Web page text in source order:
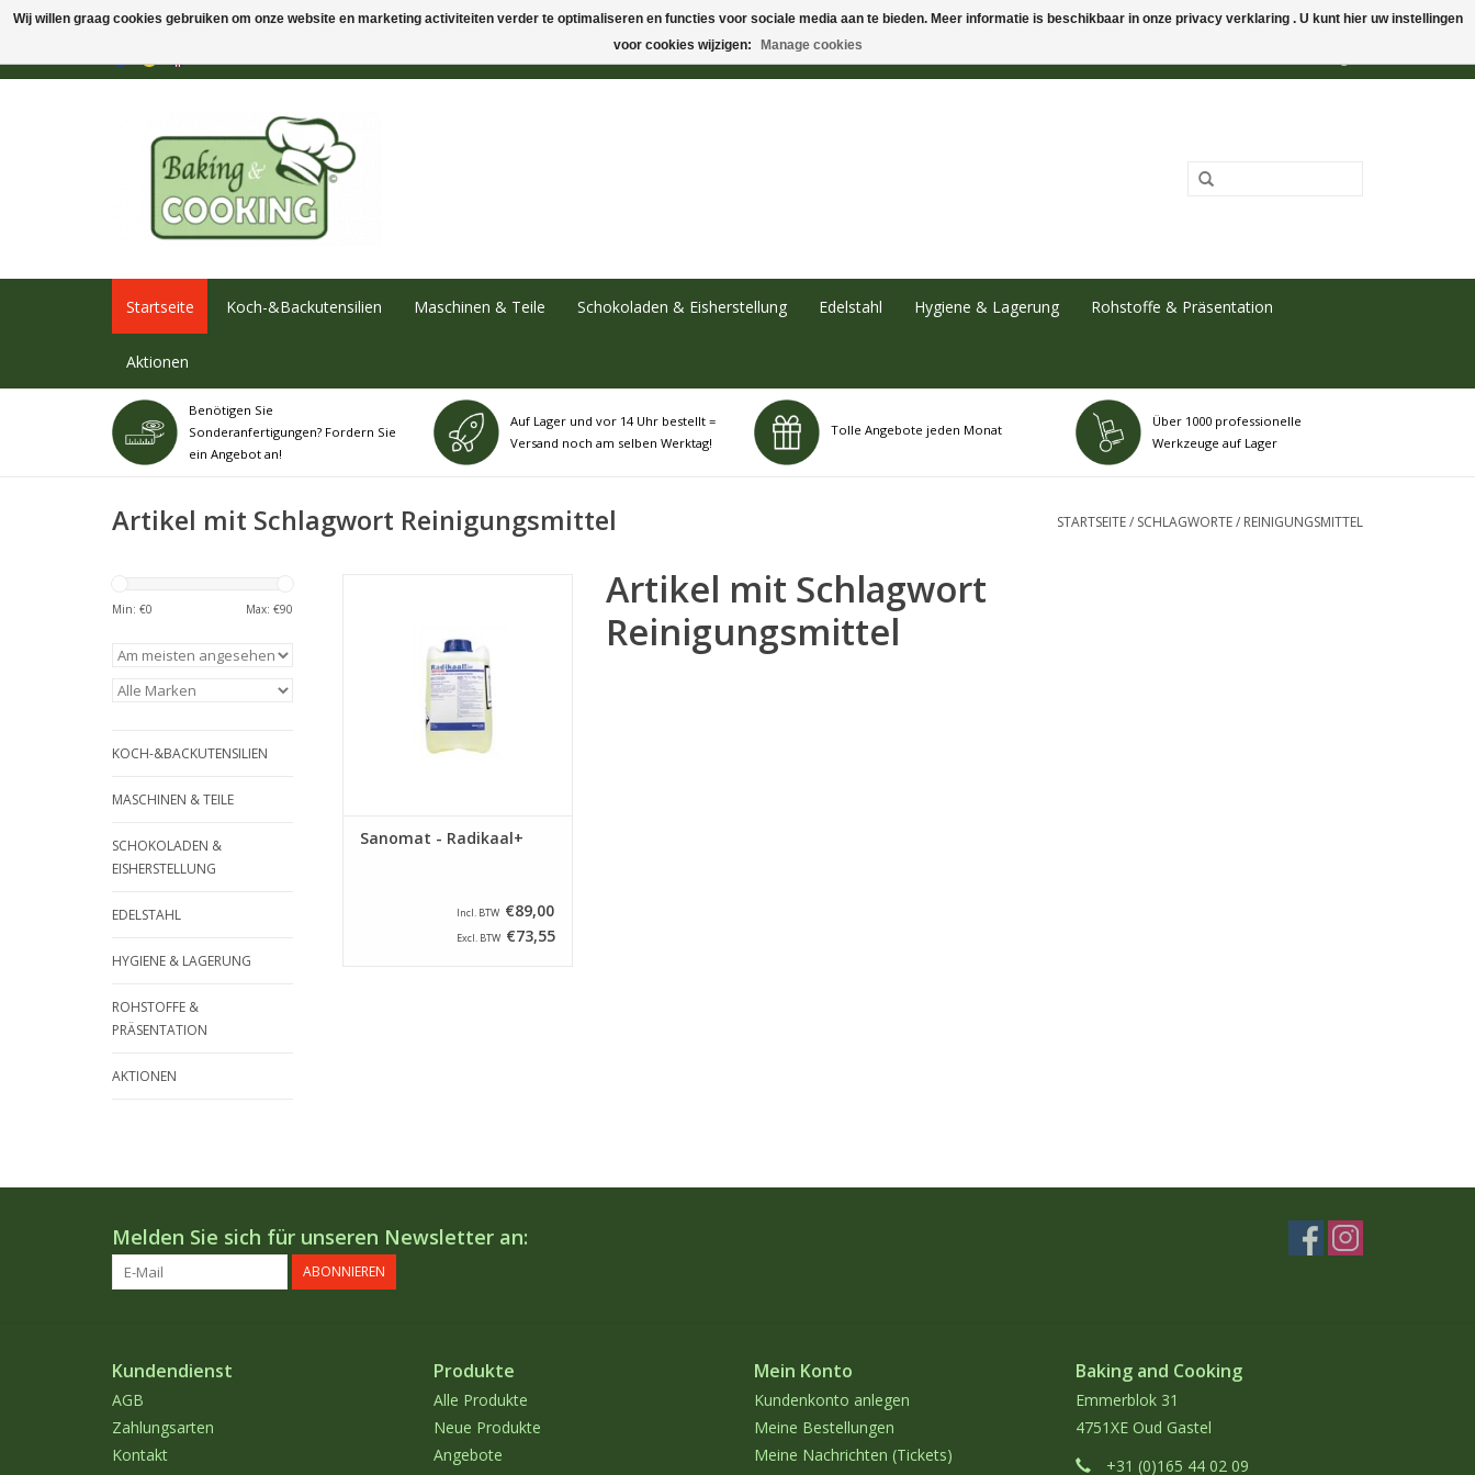
Startseite Koch-&Backutensilien Maschinen & Teile Schokoladen & Eisherstellung Edelstahl Hygiene & Lagerung Rohstoffe & Präsentation
Aktionen
Benötigen Sie
Sonderanfertigungen? Fordern Sie
ein Angebot an!
Auf Lager und vor 14 Uhr bestellt =
Versand noch am selben Werktag!
Tolle Angebote jeden Monat
Über 1000 professionelle
Werkzeuge auf Lager
Artikel mit Schlagwort Reinigungsmittel STARTSEITE/ SCHLAGWORTE/ REINIGUNGSMITTEL
Min: €0 Max: €90
KOCH-&BACKUTENSILIEN
MASCHINEN & TEILE
SCHOKOLADEN &
EISHERSTELLUNG
EDELSTAHL
HYGIENE & LAGERUNG
ROHSTOFFE &
PRÄSENTATION
AKTIONEN
ZUM WARENKORB HINZUFÜGEN
Sanomat - Radikaal+
Incl. BTW €89,00
Excl. BTW €73,55
Artikel mit Schlagwort
Reinigungsmittel
Melden Sie sich für unseren Newsletter an:
ABONNIEREN
Kundendienst
AGB
Zahlungsarten
Kontakt
Produkte
Alle Produkte
Neue Produkte
Angebote
Mein Konto
Kundenkonto anlegen
Meine Bestellungen
Meine Nachrichten (Tickets)
Baking and Cooking
Emmerblok 31
4751XE Oud Gastel
+31 (0)165 44 02 09
Wij willen graag cookies gebruiken om onze website en marketing activiteiten verder te optimaliseren en functies voor sociale media aan te bieden. Meer informatie is beschikbaar in onze privacy verklaring . U kunt hier uw instellingen
voor cookies wijzigen:
Manage cookies